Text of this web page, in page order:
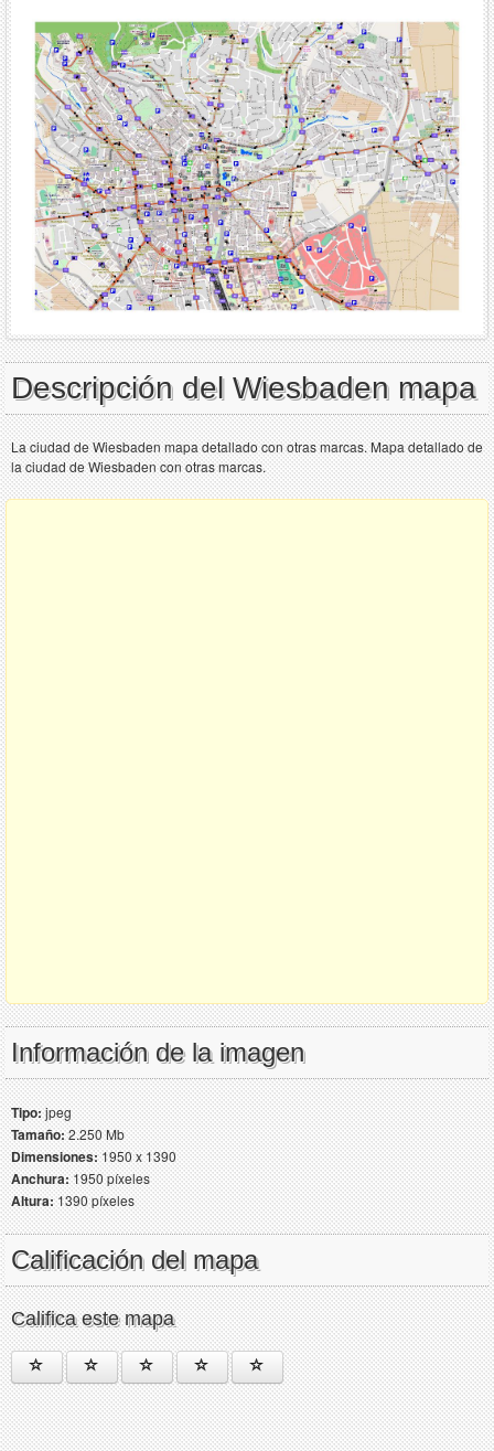
Descripción del Wiesbaden mapa
La ciudad de Wiesbaden mapa detallado con otras marcas. Mapa detallado de
la ciudad de Wiesbaden con otras marcas.
Información de la imagen
Tipo:jpeg
Tamaño:2.250 Mb
Dimensiones:1950 x 1390
Anchura:1950 píxeles
Altura:1390 píxeles
Calificación del mapa
Califica este mapa